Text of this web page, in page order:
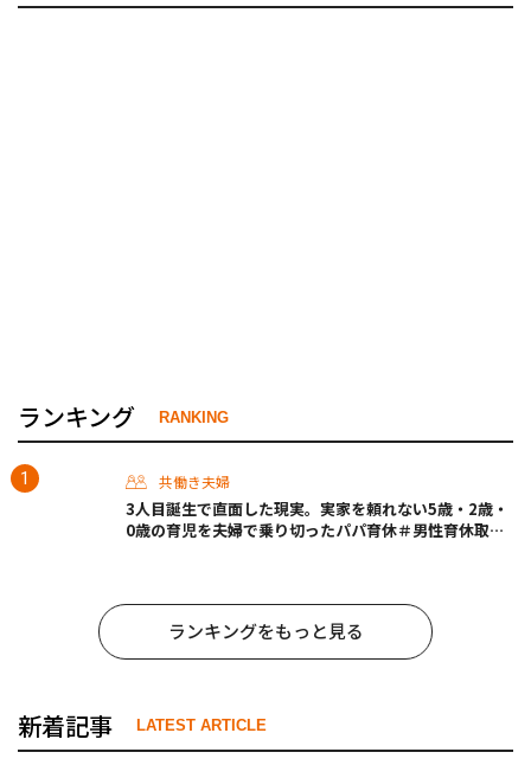
ランキング RANKING
共働き夫婦
3人目誕生で直面した現実。実家を頼れない5歳・2歳・
0歳の育児を夫婦で乗り切ったパパ育休＃男性育休取っ
ランキングをもっと見る
新着記事 LATEST ARTICLE